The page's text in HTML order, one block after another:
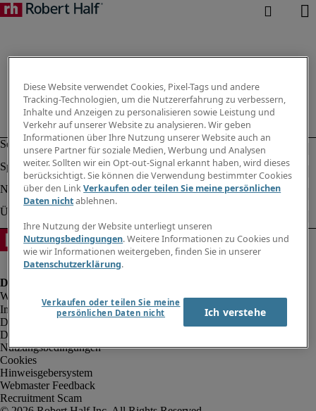
Impressum
Datenschutz
Datenschutz Arbeitnehmer/Zeitarbeitskräfte
Nutzungsbedingungen
Cookies
Hinweisgebersystem
Webmaster Feedback
Recruitment Scam
Diese Website verwendet Cookies, Pixel-Tags und andere
Tracking-Technologien, um die Nutzererfahrung zu verbessern,
Inhalte und Anzeigen zu personalisieren sowie Leistung und
Verkehr auf unserer Website zu analysieren. Wir geben
Informationen über Ihre Nutzung unserer Website auch an
unsere Partner für soziale Medien, Werbung und Analysen
weiter. Sollten wir ein Opt-out-Signal erkannt haben, wird dieses
berücksichtigt. Sie können die Verwendung bestimmter Cookies
über den LinkVerkaufen oder teilen Sie meine persönlichen
Daten nichtablehnen.
Ihre Nutzung der Website unterliegt unseren
Nutzungsbedingungen. Weitere Informationen zu Cookies und
wie wir Informationen weitergeben, finden Sie in unserer
Datenschutzerklärung.
Verkaufen oder teilen Sie meine
persönlichen Daten nicht
Ich verstehe